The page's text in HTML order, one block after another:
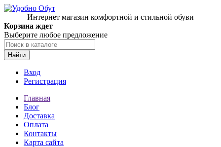
Интернет магазин комфортной и стильной обуви
Корзина ждет
Выберите любое предложение
Найти
Вход
Регистрация
Главная
Блог
Доставка
Оплата
Контакты
Карта сайта